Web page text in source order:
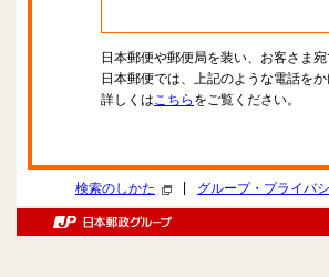
日本郵便や郵便局を装い、お客さま
日本郵便では、上記のような電話を
詳しくはこちら をご覧ください。
検索のしかた グループ・プライバ